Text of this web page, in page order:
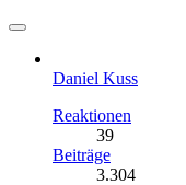
Daniel Kuss
Reaktionen
39
Beiträge
3.304